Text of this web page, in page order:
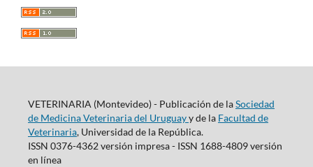
VETERINARIA (Montevideo) - Publicación de laSociedad
de Medicina Veterinaria del Uruguayy de la Facultad de
Veterinaria, Universidad de la República.
ISSN 0376-4362 versión impresa - ISSN 1688-4809 versión
en línea